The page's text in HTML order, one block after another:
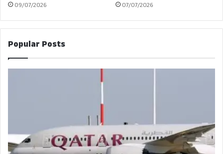
09/07/2026 07/07/2026
Popular Posts